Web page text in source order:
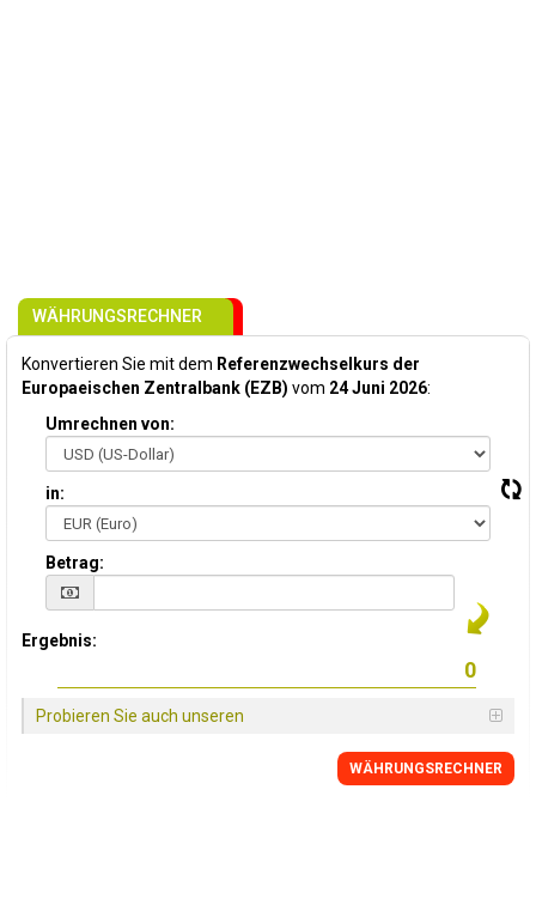
WÄHRUNGSRECHNER
Konvertieren Sie mit dem Referenzwechselkurs der
Europaeischen Zentralbank (EZB) vom 24 Juni 2026:
Umrechnen von:
in:
Betrag:
Ergebnis:
Probieren Sie auch unseren
WÄHRUNGSRECHNER